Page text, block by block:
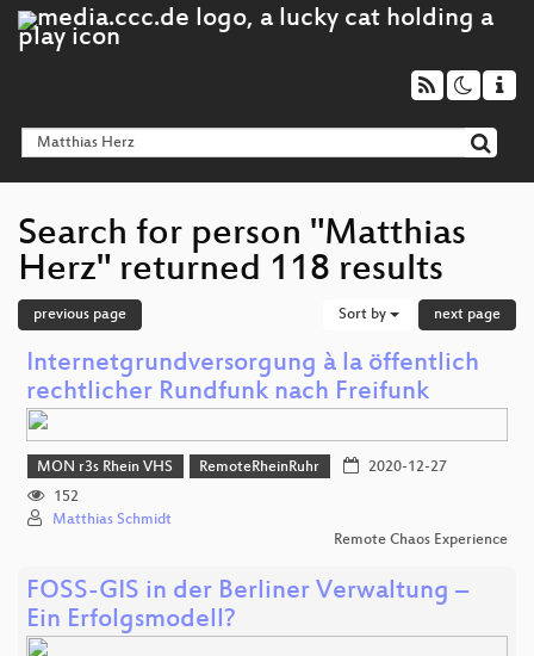
Search for person "Matthias
Herz" returned 118 results
previous page Sort by next page
Internetgrundversorgung à la öffentlich
rechtlicher Rundfunk nach Freifunk
MON r3s Rhein VHS RemoteRheinRuhr
2020-12-27
152
Matthias Schmidt
Remote Chaos Experience
FOSS-GIS in der Berliner Verwaltung –
Ein Erfolgsmodell?